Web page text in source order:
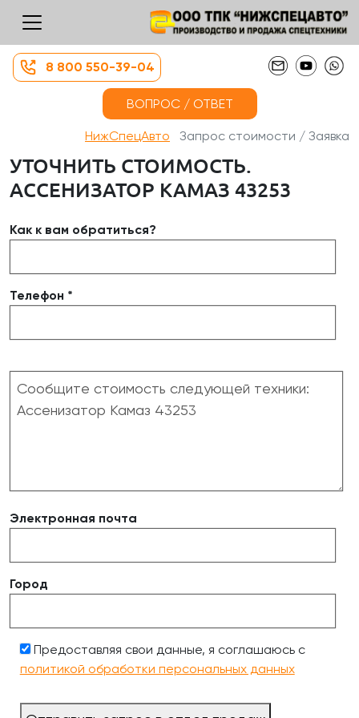
8 800 550-39-04
ВОПРОС / ОТВЕТ
НижСпецАвто Запрос стоимости / Заявка
УТОЧНИТЬ СТОИМОСТЬ.
АССЕНИЗАТОР КАМАЗ 43253
Как к вам обратиться?
Телефон *
Электронная почта
Город
Предоставляя свои данные, я соглашаюсь с
политикой обработки персональных данных